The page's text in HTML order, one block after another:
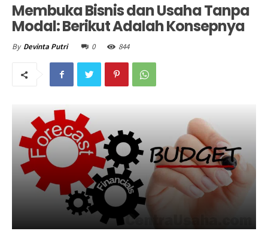
Membuka Bisnis dan Usaha Tanpa
Modal: Berikut Adalah Konsepnya
By Devinta Putri 0 844